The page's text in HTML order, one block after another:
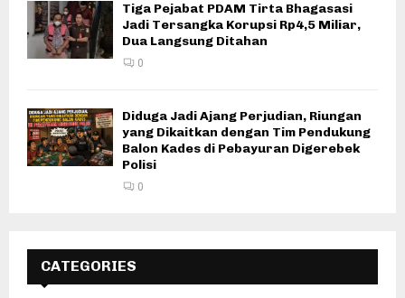
Tiga Pejabat PDAM Tirta Bhagasasi
Jadi Tersangka Korupsi Rp4,5 Miliar,
Dua Langsung Ditahan
0
Diduga Jadi Ajang Perjudian, Riungan
yang Dikaitkan dengan Tim Pendukung
Balon Kades di Pebayuran Digerebek
Polisi
0
CATEGORIES